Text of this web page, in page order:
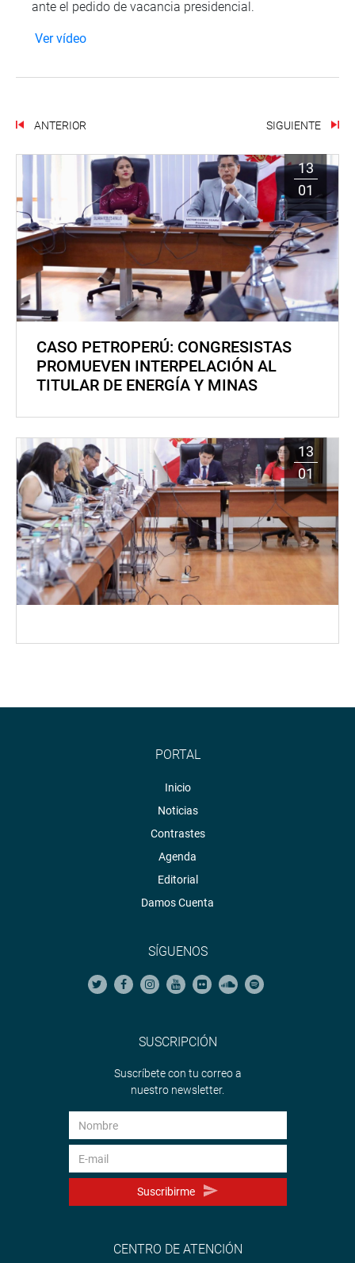
ante el pedido de vacancia presidencial.
Ver vídeo
ANTERIOR SIGUIENTE
13
01
CASO PETROPERÚ: CONGRESISTAS
PROMUEVEN INTERPELACIÓN AL
TITULAR DE ENERGÍA Y MINAS
13
01
PORTAL
Inicio
Noticias
Contrastes
Agenda
Editorial
Damos Cuenta
SÍGUENOS
SUSCRIPCIÓN
Suscríbete con tu correo a
nuestro newsletter.
Suscribirme
CENTRO DE ATENCIÓN